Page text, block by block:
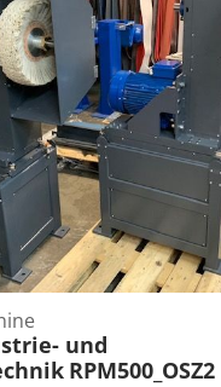
und
RPM500_OSZ2